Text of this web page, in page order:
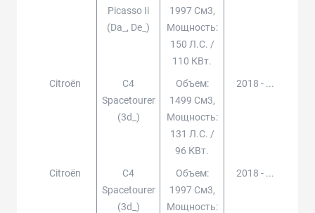
Picasso Ii
(da_, De_)
1997 См3,
Мощность:
150 Л.с. /
110 КВт.
Citroën
C4
Spacetourer
(3d_)
Объем:
1499 См3,
Мощность:
131 Л.с. /
96 КВт.
2018 - ...
Citroën
C4
Spacetourer
(3d_)
Объем:
1997 См3,
Мощность:
2018 - ...